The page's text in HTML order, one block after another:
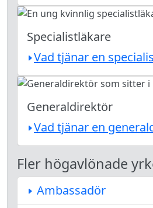
Specialistläkare
Vad tjänar en
Generaldirektör
Vad tjänar en
Fler högavlönade
Ambassadör